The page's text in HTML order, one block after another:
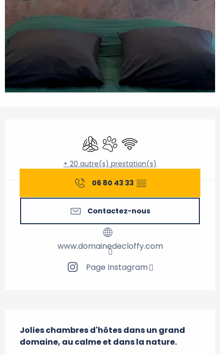
Air conditionné
Animaux acceptés
WiFi
+ 20 autre(s) prestation(s)
06 80 43 33 ▒▒
Contactez-nous
www.domainedecloffy.com
Page Instagram
Jolies chambres d'hôtes dans un grand
domaine, au calme et dans la nature.